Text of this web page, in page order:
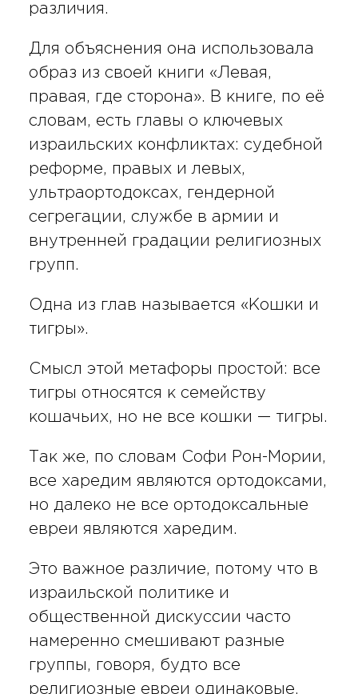
различия.
Для объяснения она использовала
образ из своей книги «Левая,
правая, где сторона». В книге, по её
словам, есть главы о ключевых
израильских конфликтах: судебной
реформе, правых и левых,
ультраортодоксах, гендерной
сегрегации, службе в армии и
внутренней градации религиозных
групп.
Одна из глав называется «Кошки и
тигры».
Смысл этой метафоры простой: все
тигры относятся к семейству
кошачьих, но не все кошки — тигры.
Так же, по словам Софи Рон-Мории,
все харедим являются ортодоксами,
но далеко не все ортодоксальные
евреи являются харедим.
Это важное различие, потому что в
израильской политике и
общественной дискуссии часто
намеренно смешивают разные
группы, говоря, будто все
религиозные евреи одинаковые.